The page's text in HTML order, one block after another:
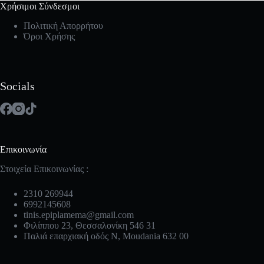
Χρήσιμοι Σύνδεσμοι
Πολιτική Απορρήτου
Όροι Χρήσης
Socials
Επικοινωνία
Στοιχεία Επικοινωνίας :
2310 269944
6992145608
tinis.epiplamema@gmail.com
Φιλίππου 23, Θεσσαλονίκη 546 31
Παλιά επαρχιακή οδός Ν, Moudania 632 00